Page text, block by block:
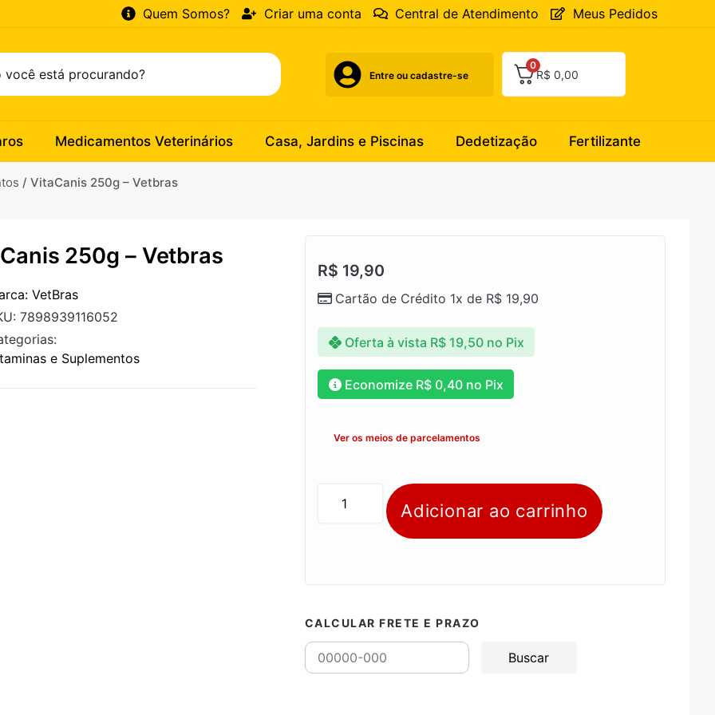
Quem Somos? Criar uma conta Central de Atendimento Meus Pedidos
Entre ou cadastre-se
0
R$ 0,00
Medicamentos Veterinários Casa, Jardins e Piscinas Dedetização Fertilizante
/ VitaCanis 250g – Vetbras
250g – Vetbras
VetBras
7898939116052
e Suplementos
R$ 19,90
Cartão de Crédito 1x de R$19,90
Oferta à vista R$19,50 no Pix
Economize R$0,40no Pix
Ver os meios de parcelamentos
Adicionar ao carrinho
CALCULAR FRETE E PRAZO